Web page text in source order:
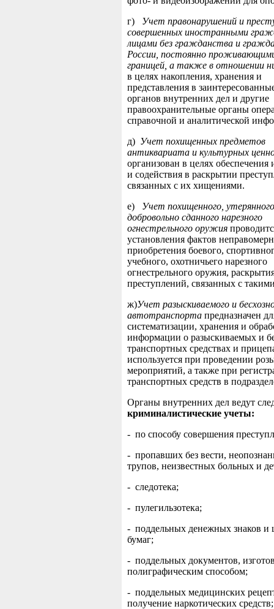
г) Учет правонарушений и
совершенных иностранными
лицами без гражданства и
России, постоянно
границей, а также в отношении
в целях накопления, хранения и
представления в
органов внутренних дел и другие
правоохранительные органы
справочной и аналитической
д) Учет похищенных предметов
антиквариата и культурных
организован в целях обеспечения
и содействия в раскрытии
связанных с их хищениями.
е) Учет похищенного,
добровольно сданного нарезного
огнестрельного оружия
установления фактов
приобретения боевого,
учебного, охотничьего нарезного
огнестрельного оружия,
преступлений, связанных с
ж)Учет разыскиваемого и
автотранспорта предназначен
систематизации, хранения и
информации о разыскиваемых и
транспортных средствах и
используется при проведении
мероприятий, а также при
транспортных средств в
Органы внутренних дел ведут
криминалистические учеты:
- по способу совершения
- пропавших без вести,
трупов, неизвестных больных и
- следотека;
- пулегильзотека;
- поддельных денежных знаков и
бумаг;
- поддельных документов,
полиграфическим способом;
- поддельных медицинских
получение наркотических средств;